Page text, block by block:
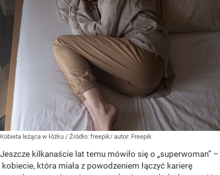
Kobieta leżąca w łóżku / Źródło: freepik/ autor: Freepik
Jeszcze kilkanaście lat temu mówiło się o „superwoman” –
kobiecie, która miała z powodzeniem łączyć karierę